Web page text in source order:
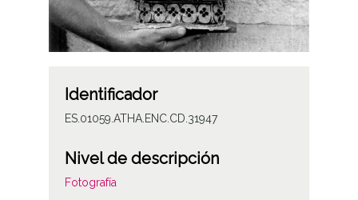
Identificador
ES.01059.ATHA.ENC.CD.31947
Nivel de descripción
Fotografía